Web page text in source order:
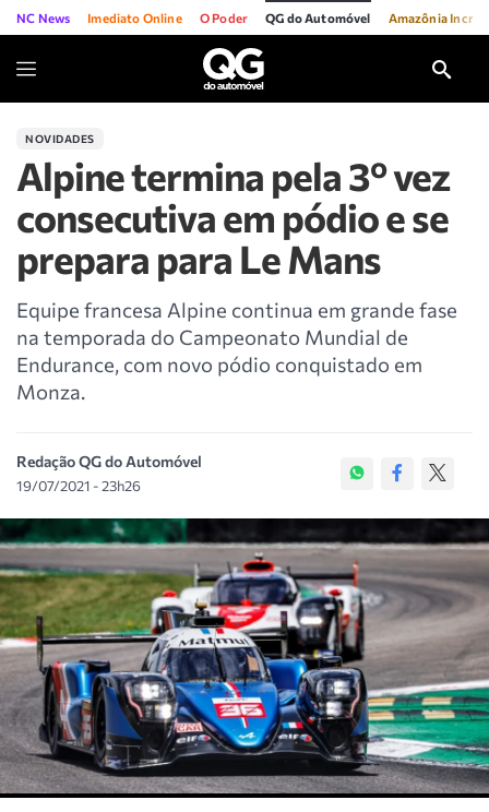
NC News Imediato Online O Poder QG do Automóvel Amazônia
NOVIDADES
Alpine termina pela 3º vez
consecutiva em pódio e se
prepara para Le Mans
Equipe francesa Alpine continua em grande fase
na temporada do Campeonato Mundial de
Endurance, com novo pódio conquistado em
Monza.
Redação QG do Automóvel
19/07/2021 - 23h26